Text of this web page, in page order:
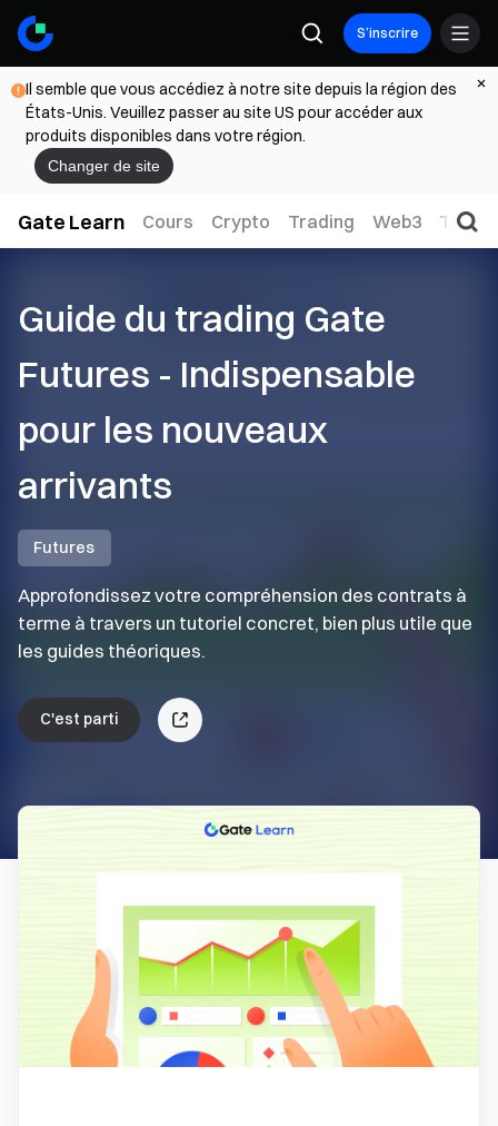
S’inscrire
Il semble que vous accédiez à notre site depuis la région des
États-Unis. Veuillez passer au site US pour accéder aux
produits disponibles dans votre région.
Changer de site
Gate Learn Cours Crypto Trading Web3 TradFi
Guide du trading Gate
Futures - Indispensable
pour les nouveaux
arrivants
Futures
Approfondissez votre compréhension des contrats à
terme à travers un tutoriel concret, bien plus utile que
les guides théoriques.
C'est parti